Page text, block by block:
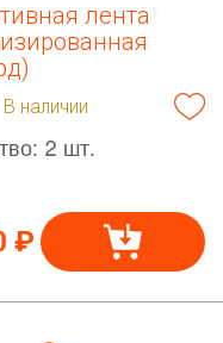
лента
В наличии
2 шт.
₽